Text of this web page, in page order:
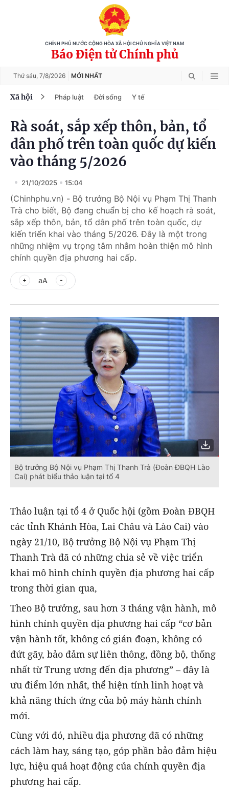
CHÍNH PHỦ NƯỚC CỘNG HÒA XÃ HỘI CHỦ NGHĨA VIỆT NAM
Báo Điện tử Chính phủ
Thứ sáu, 7/8/2026 MỚI NHẤT
Xã hội Pháp luật Đời sống Y tế
Rà soát, sắp xếp thôn, bản, tổ
dân phố trên toàn quốc dự kiến
vào tháng 5/2026
21/10/2025 15:04
(Chinhphu.vn) - Bộ trưởng Bộ Nội vụ Phạm Thị Thanh
Trà cho biết, Bộ đang chuẩn bị cho kế hoạch rà soát,
sắp xếp thôn, bản, tổ dân phố trên toàn quốc, dự
kiến triển khai vào tháng 5/2026. Đây là một trong
những nhiệm vụ trọng tâm nhằm hoàn thiện mô hình
chính quyền địa phương hai cấp.
aA
Bộ trưởng Bộ Nội vụ Phạm Thị Thanh Trà (Đoàn ĐBQH Lào
Cai) phát biểu thảo luận tại tổ 4
Thảo luận tại tổ 4 ở Quốc hội (gồm Đoàn ĐBQH
các tỉnh Khánh Hòa, Lai Châu và Lào Cai) vào
ngày 21/10, Bộ trưởng Bộ Nội vụ Phạm Thị
Thanh Trà đã có những chia sẻ về việc triển
khai mô hình chính quyền địa phương hai cấp
trong thời gian qua,
Theo Bộ trưởng, sau hơn 3 tháng vận hành, mô
hình chính quyền địa phương hai cấp “cơ bản
vận hành tốt, không có gián đoạn, không có
đứt gãy, bảo đảm sự liên thông, đồng bộ, thống
nhất từ Trung ương đến địa phương” – đây là
ưu điểm lớn nhất, thể hiện tính linh hoạt và
khả năng thích ứng của bộ máy hành chính
mới.
Cùng với đó, nhiều địa phương đã có những
cách làm hay, sáng tạo, góp phần bảo đảm hiệu
lực, hiệu quả hoạt động của chính quyền địa
phương hai cấp.